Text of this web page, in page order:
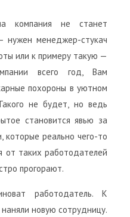
компания не станет
нужен менеджер-стукач
или к примеру такую —
всего год, Вам
похороны в уютном
не будет, но ведь
становится явью за
реально чего-то
от таких работодателей
прогорают.
работодатель. К
новую сотрудницу.